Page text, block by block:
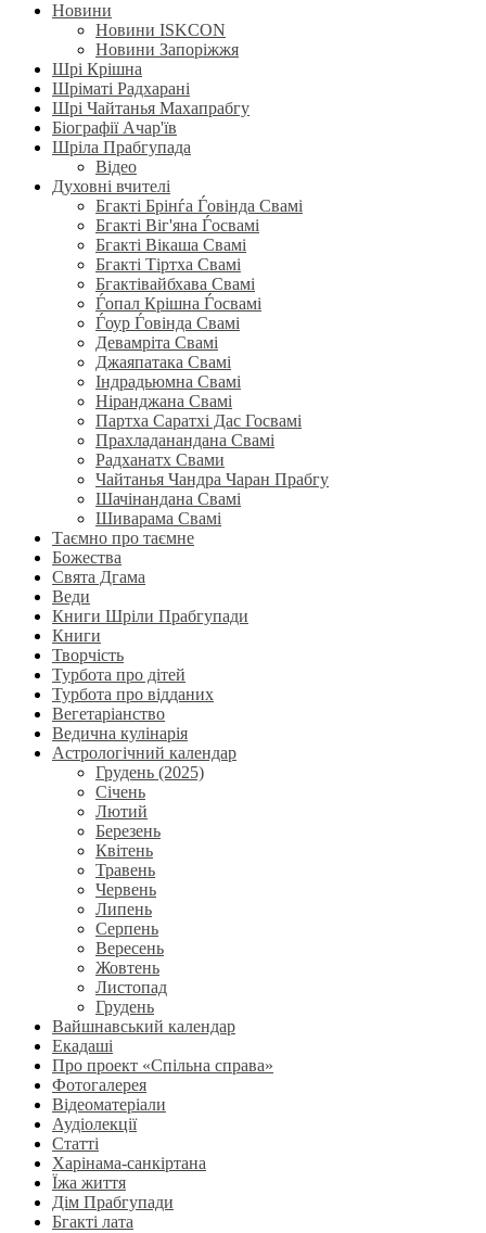
Новини
Новини ISKCON
Новини Запоріжжя
Шрі Крішна
Шріматі Радхарані
Шрі Чайтанья Махапрабгу
Біографії Ачар'їв
Шріла Прабгупада
Відео
Духовні вчителі
Бгакті Брінѓа Ѓовінда Свамі
Бгакті Віг'яна Ѓосвамі
Бгакті Вікаша Свамі
Бгакті Тіртха Свамі
Бгактівайбхава Свамі
Ѓопал Крішна Ѓосвамі
Ѓоур Ѓовінда Свамі
Девамріта Свамі
Джаяпатака Свамі
Індрадьюмна Свамі
Ніранджана Свамі
Партха Саратхі Дас Госвамі
Прахладанандана Свамі
Радханатх Свами
Чайтанья Чандра Чаран Прабгу
Шачінандана Свамі
Шиварама Свамі
Таємно про таємне
Божества
Свята Дгама
Веди
Книги Шріли Прабгупади
Книги
Творчість
Турбота про дітей
Турбота про відданих
Вегетаріанство
Ведична кулінарія
Астрологічний календар
Грудень (2025)
Січень
Лютий
Березень
Квітень
Травень
Червень
Липень
Серпень
Вересень
Жовтень
Листопад
Грудень
Вайшнавський календар
Екадаші
Про проект «Спільна справа»
Фотогалерея
Відеоматеріали
Аудіолекції
Статті
Харінама-санкіртана
Їжа життя
Дім Прабгупади
Бгакті лата